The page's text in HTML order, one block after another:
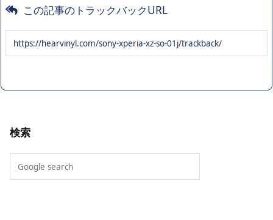
この記事のトラックバックURL
検索